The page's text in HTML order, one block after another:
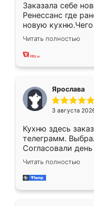
Заказала себе
Ренессанс где
новую
вполне довольна.
два года,
Читать полностью
Ярослава
3 августа
Кухню здесь
телеграмм.
Согласовали
недели кухня
довольны
мебель за
Читать полностью